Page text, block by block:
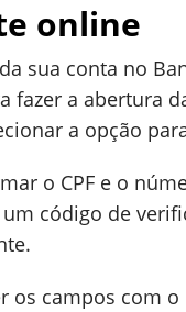
online
sua conta no
fazer a abertura
a opção
o CPF e o
código de
os campos com